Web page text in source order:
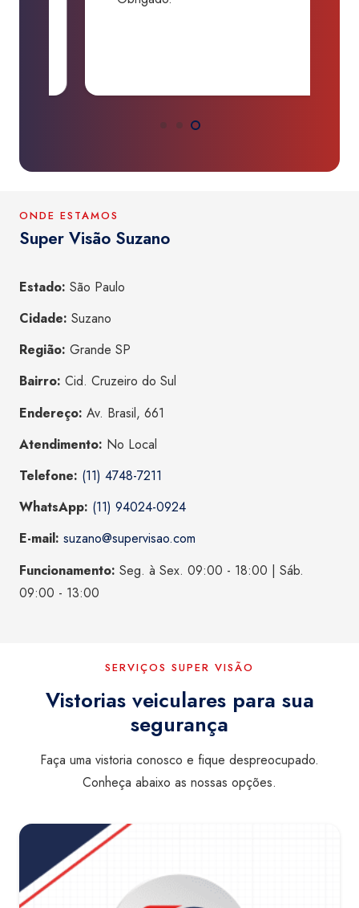
ONDE ESTAMOS
Super Visão Suzano
Estado: São Paulo
Cidade: Suzano
Região: Grande SP
Bairro: Cid. Cruzeiro do Sul
Endereço: Av. Brasil, 661
Atendimento: No Local
Telefone: (11) 4748-7211
WhatsApp: (11) 94024-0924
E-mail: suzano@supervisao.com
Funcionamento: Seg. à Sex. 09:00 - 18:00 | Sáb.
09:00 - 13:00
SERVIÇOS SUPER VISÃO
Vistorias veiculares para sua
segurança
Faça uma vistoria conosco e fique despreocupado.
Conheça abaixo as nossas opções.